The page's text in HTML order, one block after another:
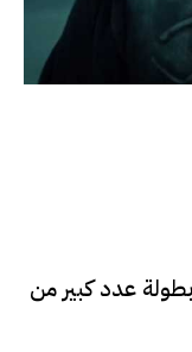
عدد كبير من